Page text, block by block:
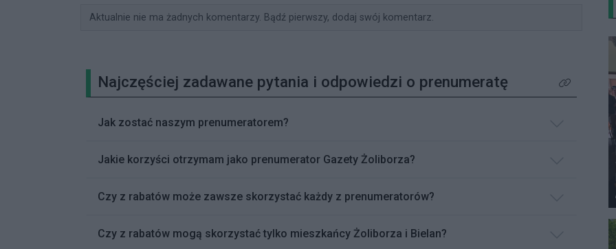
Aktualnie nie ma żadnych komentarzy. Bądź pierwszy, dodaj swój komentarz.
Najczęściej zadawane pytania i odpowiedzi o prenumeratę Kliknij aby
Jak zostać naszym prenumeratorem?
Jakie korzyści otrzymam jako prenumerator Gazety Żoliborza?
Czy z rabatów może zawsze skorzystać każdy z prenumeratorów?
Czy z rabatów mogą skorzystać tylko mieszkańcy Żoliborza i Bielan?